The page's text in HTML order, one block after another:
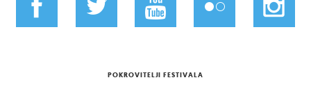
POKROVITELJI FESTIVALA